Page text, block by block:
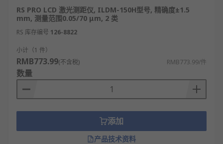
数据，自动计算出平面面积或空间体积，适用
于装修面积核算、仓储空间统计、工程材料估
算等场景。
连续测距与跟踪测量：可开启连续测距模式，
实时更新测量数据，同时支持对移动目标的跟
踪测量，方便监测目标物体的位置变化。
数据存储与传输：能存储多组测量数据，部分
机型支持通过蓝牙等方式将数据传输至手机或
电脑，便于数据整理、分析和归档。
辅助测量功能：包含勾股定理测量（间接测量
高度、宽度）、水平泡校准等辅助功能，解决
RS PRO LCD 激光测距仪, ILDM-150H型号, 精确度±1.5
mm, 测量范围0.05/70 μm, 2 类
RS 库存编号 126-8822
小计（1 件）
RMB773.99(不含税) RMB773.99/件
数量
添加
产品技术资料